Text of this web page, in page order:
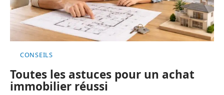
CONSEILS
Toutes les astuces pour un achat
immobilier réussi